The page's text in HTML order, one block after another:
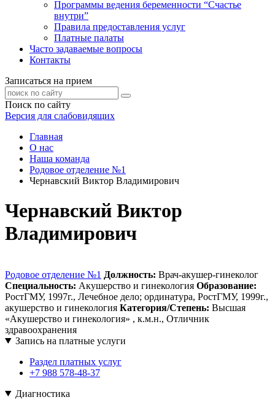
Программы ведения беременности “Счастье
внутри”
Правила предоставления услуг
Платные палаты
Часто задаваемые вопросы
Контакты
Записаться на прием
Поиск по сайту
Версия для слабовидящих
Главная
О нас
Наша команда
Родовое отделение №1
Чернавский Виктор Владимирович
Чернавский Виктор
Владимирович
Родовое отделение №1 Должность: Врач-акушер-гинеколог
Специальность: Акушерство и гинекология Образование:
РостГМУ, 1997г., Лечебное дело; ординатура, РостГМУ, 1999г.,
акушерство и гинекология Категория/Степень: Высшая
«Акушерство и гинекология» , к.м.н., Отличник
здравоохранения
Запись на платные услуги
Раздел платных услуг
+7 988 578-48-37
Диагностика